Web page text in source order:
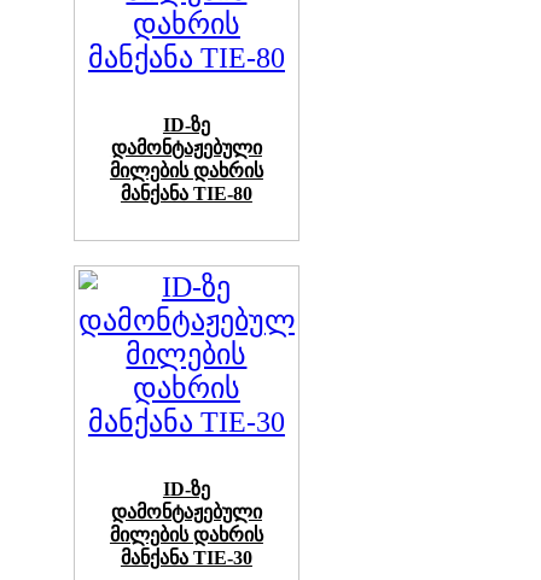
ID-ზე
დამონტაჟებული
მილების დახრის
მანქანა TIE-80
ID-ზე
დამონტაჟებული
მილების დახრის
მანქანა TIE-30